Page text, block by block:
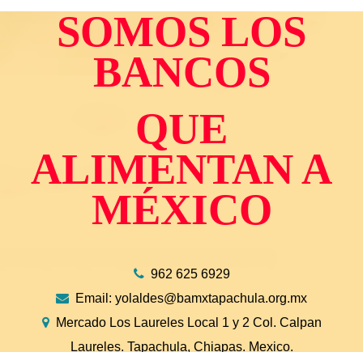
SOMOS LOS
BANCOS
QUE
ALIMENTAN A
MÉXICO
962 625 6929
Email: yolaldes@bamxtapachula.org.mx
Mercado Los Laureles Local 1 y 2 Col. Calpan
Laureles. Tapachula, Chiapas. Mexico.